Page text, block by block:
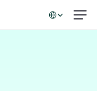
Select Language